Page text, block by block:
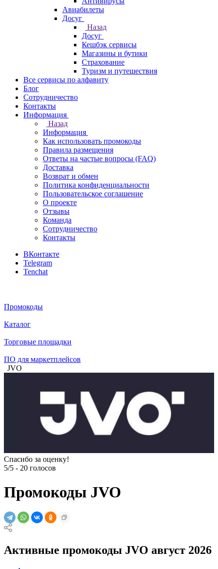
Авиабилеты
Досуг
Назад
Досуг
Кешбэк сервисы
Магазины и бутики
Страхование
Туризм и путешествия
Все сервисы по алфавиту
Блог
Сотрудничество
Контакты
Информация
Назад
Информация
Как использовать промокоды
Правила размещения
Ответы на частые вопросы (FAQ)
Доставка
Возврат и обмен
Политика конфиденциальности
Пользовательское соглашение
О проекте
Отзывы
Команда
Сотрудничество
Контакты
ВКонтакте
Telegram
Tenchat
Промокоды
Каталог
Торговые площадки
ПО для маркетплейсов
JVO
Спасибо за оценку!
5/5 - 20 голосов
Промокоды JVO
Активные промокоды JVO август 2026